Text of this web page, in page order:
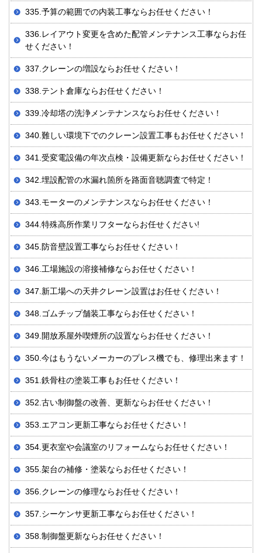
335.予算の範囲での内装工事ならお任せください！
336.レイアウト変更を含めた配管メンテナンス工事ならお任
せください！
337.クレーンの増設ならお任せください！
338.テント倉庫ならお任せください！
339.冷却塔の洗浄メンテナンスならお任せください！
340.難しい環境下でのクレーン設置工事もお任せください！
341.受変電設備の年次点検・設備更新ならお任せください！
342.埋設配管の水漏れ箇所を路面音聴調査で特定！
343.モーターのメンテナンスならお任せください！
344.特殊高所作業リフターならお任せください!
345.防音壁設置工事ならお任せください！
346.工場施設の溶接補修ならお任せください！
347.新工場への天井クレーン設置はお任せください！
348.ゴムチップ舗装工事ならお任せください！
349.開放系屋外喫煙所の設置ならお任せください！
350.今はもうないメーカーのプレス機でも、修理出来ます！
351.鉄骨柱の塗装工事もお任せください！
352.古い制御盤の改善、更新ならお任せください！
353.エアコン更新工事ならお任せください！
354.更衣室や会議室のリフォームならお任せください！
355.架台の補修・塗装ならお任せください！
356.クレーンの修理ならお任せください！
357.シーケンサ更新工事ならお任せください！
358.制御盤更新ならお任せください！